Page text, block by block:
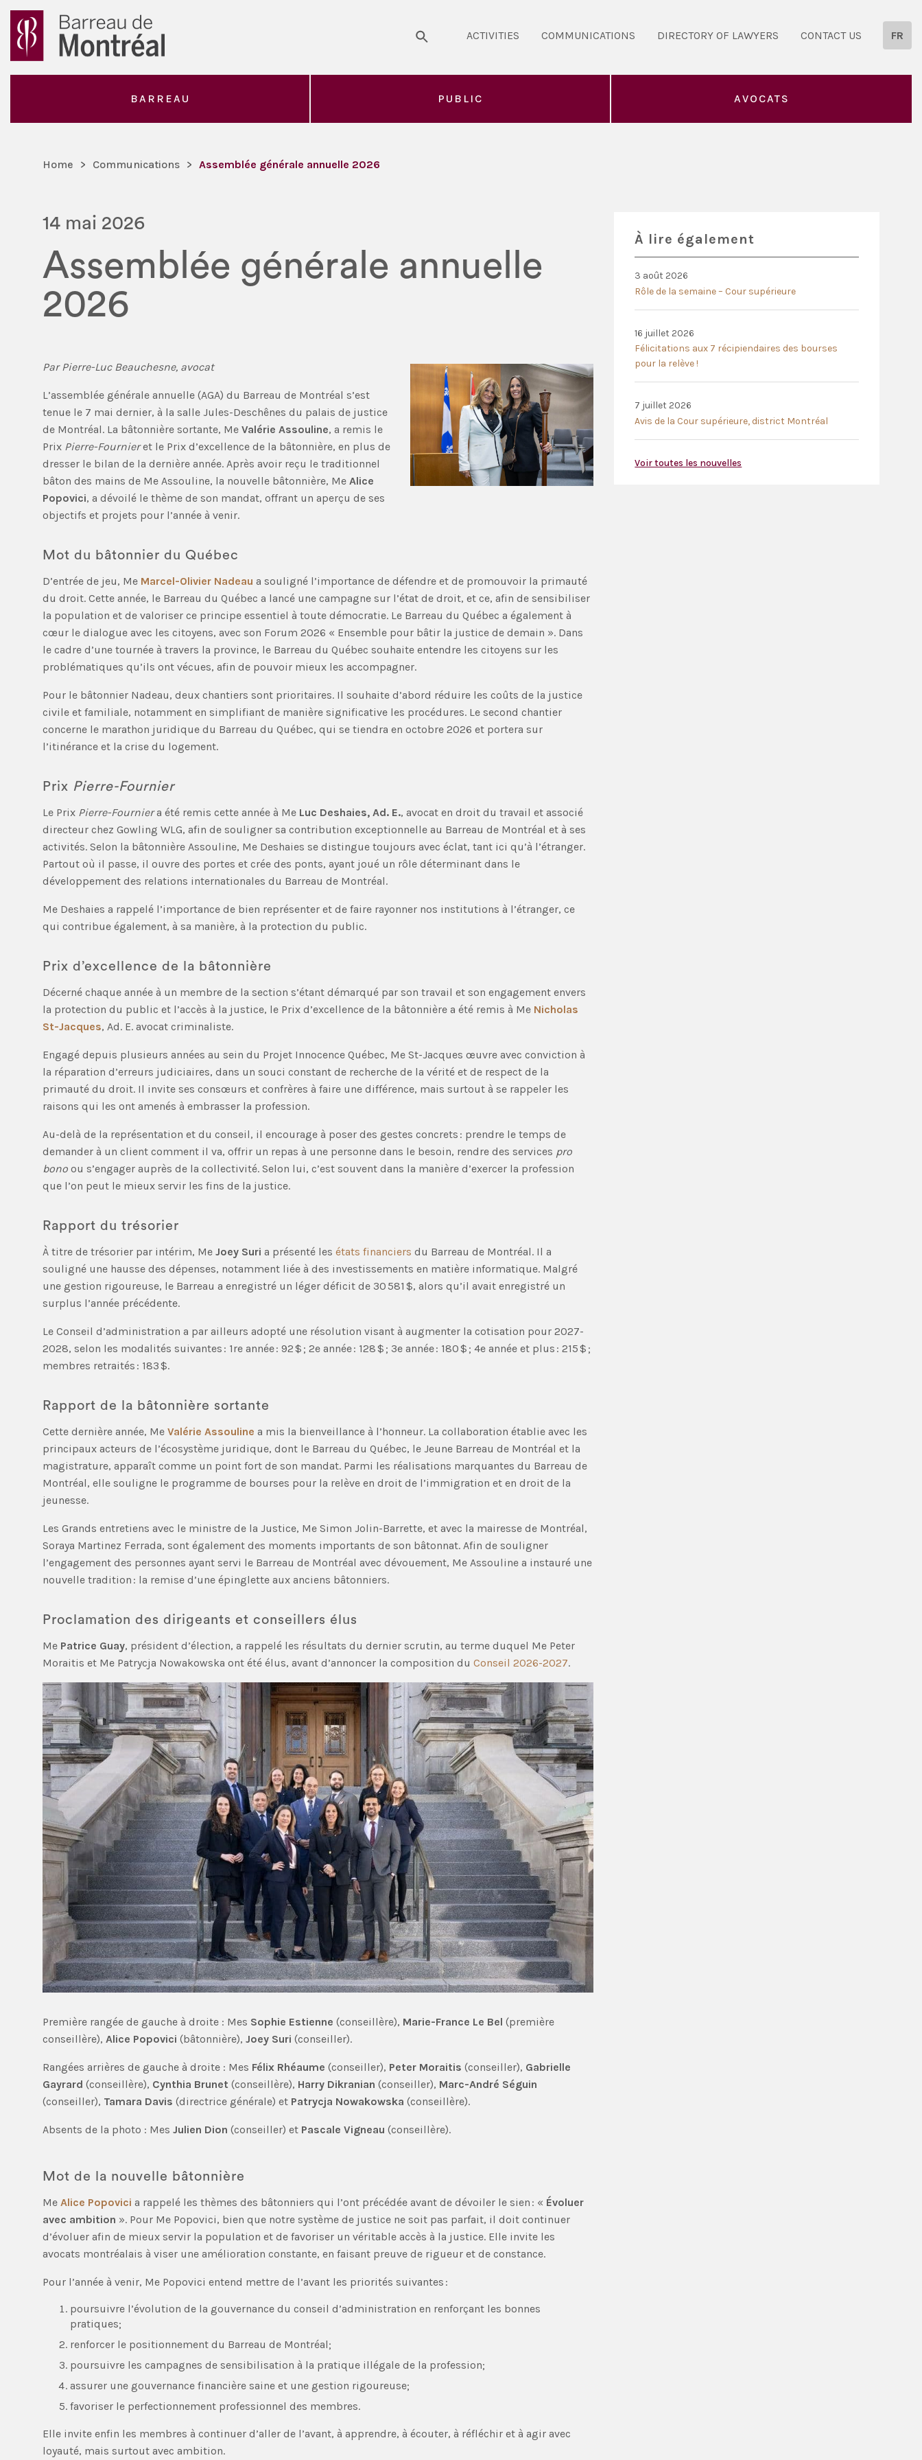
ACTIVITIES COMMUNICATIONS DIRECTORY OF LAWYERS CONTACT US FR
BARREAU PUBLIC AVOCATS
Home > Communications > Assemblée générale annuelle 2026
14 mai 2026
Assemblée générale annuelle
2026
Par Pierre-Luc Beauchesne, avocat
L’assemblée générale annuelle (AGA) du Barreau de Montréal s’est
tenue le 7 mai dernier, à la salle Jules-Deschênes du palais de justice
de Montréal. La bâtonnière sortante, Me Valérie Assouline, a remis le
Prix Pierre-Fournieret le Prix d’excellence de la bâtonnière, en plus de
dresser le bilan de la dernière année. Après avoir reçu le traditionnel
bâton des mains de Me Assouline, la nouvelle bâtonnière, Me Alice
Popovici, a dévoilé le thème de son mandat, offrant un aperçu de ses
objectifs et projets pour l’année à venir.
Mot du bâtonnier du Québec
D’entrée de jeu, Me Marcel-Olivier Nadeau a souligné l’importance de défendre et de promouvoir la primauté
du droit. Cette année, le Barreau du Québec a lancé une campagne sur l’état de droit, et ce, afin de sensibiliser
la population et de valoriser ce principe essentiel à toute démocratie. Le Barreau du Québec a également à
cœur le dialogue avec les citoyens, avec son Forum 2026 « Ensemble pour bâtir la justice de demain ». Dans
le cadre d’une tournée à travers la province, le Barreau du Québec souhaite entendre les citoyens sur les
problématiques qu’ils ont vécues, afin de pouvoir mieux les accompagner.
Pour le bâtonnier Nadeau, deux chantiers sont prioritaires. Il souhaite d’abord réduire les coûts de la justice
civile et familiale, notamment en simplifiant de manière significative les procédures. Le second chantier
concerne le marathon juridique du Barreau du Québec, qui se tiendra en octobre 2026 et portera sur
l’itinérance et la crise du logement.
Prix Pierre-Fournier
Le Prix Pierre-Fourniera été remis cette année à Me Luc Deshaies, Ad. E., avocat en droit du travail et associé
directeur chez Gowling WLG, afin de souligner sa contribution exceptionnelle au Barreau de Montréal et à ses
activités. Selon la bâtonnière Assouline, Me Deshaies se distingue toujours avec éclat, tant ici qu’à l’étranger.
Partout où il passe, il ouvre des portes et crée des ponts, ayant joué un rôle déterminant dans le
développement des relations internationales du Barreau de Montréal.
Me Deshaies a rappelé l’importance de bien représenter et de faire rayonner nos institutions à l’étranger, ce
qui contribue également, à sa manière, à la protection du public.
Prix d’excellence de la bâtonnière
Décerné chaque année à un membre de la section s’étant démarqué par son travail et son engagement envers
la protection du public et l’accès à la justice, le Prix d’excellence de la bâtonnière a été remis à Me Nicholas
St-Jacques, Ad. E. avocat criminaliste.
Engagé depuis plusieurs années au sein du Projet Innocence Québec, Me St-Jacques œuvre avec conviction à
la réparation d’erreurs judiciaires, dans un souci constant de recherche de la vérité et de respect de la
primauté du droit. Il invite ses consœurs et confrères à faire une différence, mais surtout à se rappeler les
raisons qui les ont amenés à embrasser la profession.
Au-delà de la représentation et du conseil, il encourage à poser des gestes concrets : prendre le temps de
demander à un client comment il va, offrir un repas à une personne dans le besoin, rendre des services pro
bono ou s’engager auprès de la collectivité. Selon lui, c’est souvent dans la manière d’exercer la profession
que l’on peut le mieux servir les fins de la justice.
Rapport du trésorier
À titre de trésorier par intérim, Me Joey Suri a présenté les états financiers du Barreau de Montréal. Il a
souligné une hausse des dépenses, notamment liée à des investissements en matière informatique. Malgré
une gestion rigoureuse, le Barreau a enregistré un léger déficit de 30 581 $, alors qu’il avait enregistré un
surplus l’année précédente.
Le Conseil d’administration a par ailleurs adopté une résolution visant à augmenter la cotisation pour 2027-
2028, selon les modalités suivantes : 1re année : 92 $ ; 2e année : 128 $ ; 3e année : 180 $ ; 4e année et plus : 215 $ ;
membres retraités : 183 $.
Rapport de la bâtonnière sortante
Cette dernière année, Me Valérie Assouline a mis la bienveillance à l’honneur. La collaboration établie avec les
principaux acteurs de l’écosystème juridique, dont le Barreau du Québec, le Jeune Barreau de Montréal et la
magistrature, apparaît comme un point fort de son mandat. Parmi les réalisations marquantes du Barreau de
Montréal, elle souligne le programme de bourses pour la relève en droit de l’immigration et en droit de la
jeunesse.
Les Grands entretiens avec le ministre de la Justice, Me Simon Jolin-Barrette, et avec la mairesse de Montréal,
Soraya Martinez Ferrada, sont également des moments importants de son bâtonnat. Afin de souligner
l’engagement des personnes ayant servi le Barreau de Montréal avec dévouement, Me Assouline a instauré une
nouvelle tradition : la remise d’une épinglette aux anciens bâtonniers.
Proclamation des dirigeants et conseillers élus
Me Patrice Guay, président d’élection, a rappelé les résultats du dernier scrutin, au terme duquel Me Peter
Moraitis et Me Patrycja Nowakowska ont été élus, avant d’annoncer la composition du Conseil 2026-2027.
Première rangée de gauche à droite : Mes Sophie Estienne (conseillère), Marie-France Le Bel (première
conseillère), Alice Popovici (bâtonnière), Joey Suri (conseiller).
Rangées arrières de gauche à droite : Mes Félix Rhéaume (conseiller), Peter Moraitis (conseiller), Gabrielle
Gayrard (conseillère), Cynthia Brunet (conseillère), Harry Dikranian (conseiller), Marc-André Séguin
(conseiller), Tamara Davis (directrice générale) et Patrycja Nowakowska (conseillère).
Absents de la photo : Mes Julien Dion (conseiller) et Pascale Vigneau (conseillère).
Mot de la nouvelle bâtonnière
Me Alice Popovici a rappelé les thèmes des bâtonniers qui l’ont précédée avant de dévoiler le sien : « Évoluer
avec ambition ». Pour Me Popovici, bien que notre système de justice ne soit pas parfait, il doit continuer
d’évoluer afin de mieux servir la population et de favoriser un véritable accès à la justice. Elle invite les
avocats montréalais à viser une amélioration constante, en faisant preuve de rigueur et de constance.
Pour l’année à venir, Me Popovici entend mettre de l’avant les priorités suivantes :
poursuivre l’évolution de la gouvernance du conseil d’administration en renforçant les bonnes
pratiques;
renforcer le positionnement du Barreau de Montréal;
poursuivre les campagnes de sensibilisation à la pratique illégale de la profession;
assurer une gouvernance financière saine et une gestion rigoureuse;
favoriser le perfectionnement professionnel des membres.
Elle invite enfin les membres à continuer d’aller de l’avant, à apprendre, à écouter, à réfléchir et à agir avec
loyauté, mais surtout avec ambition.
À lire également
3 août 2026
Rôle de la semaine – Cour supérieure
16 juillet 2026
Félicitations aux 7 récipiendaires des bourses
pour la relève !
7 juillet 2026
Avis de la Cour supérieure, district Montréal
Voir toutes les nouvelles